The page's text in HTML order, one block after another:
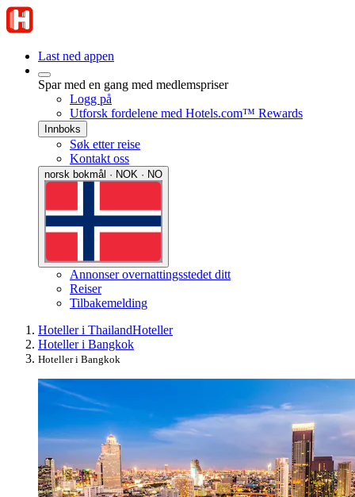
Last ned appen
Spar med en gang med medlemspriser
Logg på
Utforsk fordelene med Hotels.com™ Rewards
Innboks
Søk etter reise
Kontakt oss
norsk bokmål · NOK · NO
Annonser overnattingsstedet ditt
Reiser
Tilbakemelding
Hoteller i ThailandHoteller
Hoteller i Bangkok
Hoteller i Bangkok